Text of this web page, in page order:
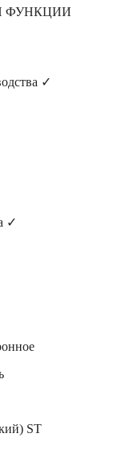
ФУНКЦИИ
✓
✓
ST